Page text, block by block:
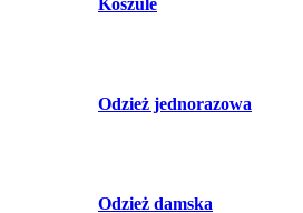
Koszule
Odzież jednorazowa
Odzież damska